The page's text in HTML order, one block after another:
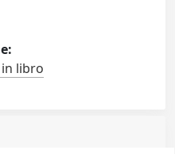
libro